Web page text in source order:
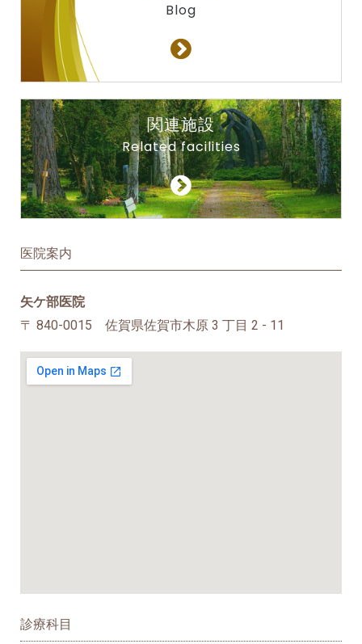
Blog
関連施設
Related facilities
医院案内
矢ケ部医院
〒 840-0015 佐賀県佐賀市木原 3 丁目 2 - 11
診療科目